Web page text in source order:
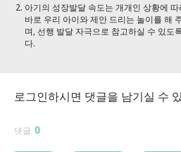
아기의 성장발달 속도는 개개인 상황에
바로 우리 아이와 제안 드리는 놀이를 해
며, 선행 발달 자극으로 참고하실 수 있도
다.
로그인하시면 댓글을 남기실 수
댓글 0